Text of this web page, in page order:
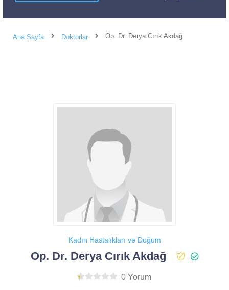
Ana Sayfa Doktorlar Op. Dr. Derya Cırık Akdağ
Kadın Hastalıkları ve Doğum
Op. Dr. Derya Cırık Akdağ
0 Yorum